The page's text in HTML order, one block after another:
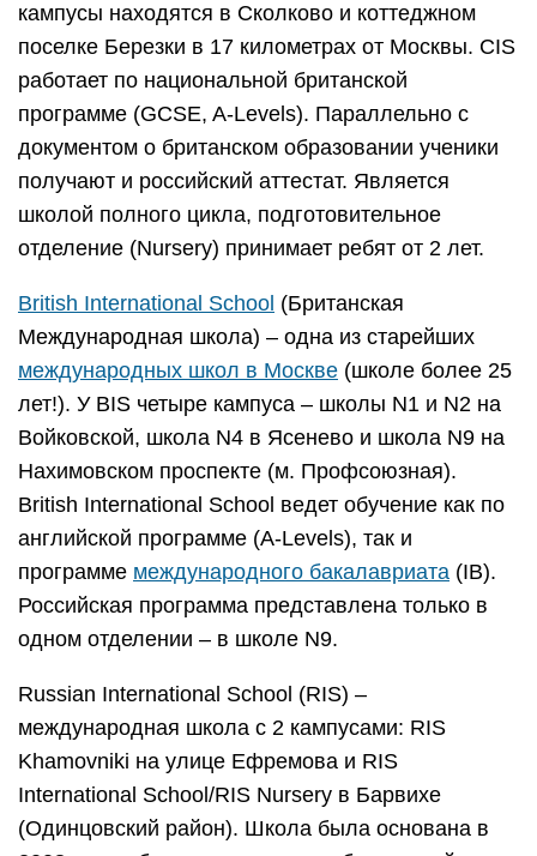
кампусы находятся в Сколково и коттеджном
поселке Березки в 17 километрах от Москвы. CIS
работает по национальной британской
программе (GCSE, A-Levels). Параллельно с
документом о британском образовании ученики
получают и российский аттестат. Является
школой полного цикла, подготовительное
отделение (Nursery) принимает ребят от 2 лет.
British International School (Британская
Международная школа) – одна из старейших
международных школ в Москве (школе более 25
лет!). У BIS четыре кампуса – школы N1 и N2 на
Войковской, школа N4 в Ясенево и школа N9 на
Нахимовском проспекте (м. Профсоюзная).
British International School ведет обучение как по
английской программе (A-Levels), так и
программе международного бакалавриата (IB).
Российская программа представлена только в
одном отделении – в школе N9.
Russian International School (RIS) –
международная школа с 2 кампусами: RIS
Khamovniki на улице Ефремова и RIS
International School/RIS Nursery в Барвихе
(Одинцовский район). Школа была основана в